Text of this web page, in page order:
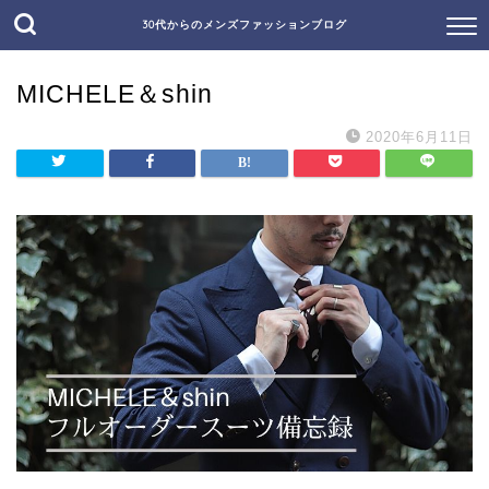
30代からのメンズファッションブログ
MICHELE＆shin
2020年6月11日